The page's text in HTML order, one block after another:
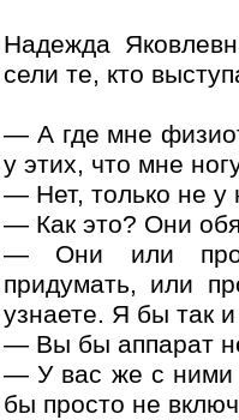
Надежда
сели те, кто
— А где мне
у этих, что мне
— Нет, только не у
— Как это? Они
— Они или
придумать, или
узнаете. Я бы так
— Вы бы аппарат
— У вас же с ними
бы просто не